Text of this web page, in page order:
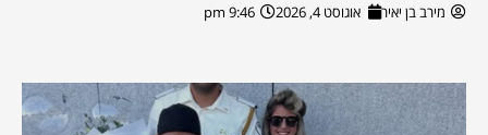
מירב בן יאיר אוגוסט 4, 2026 9:46 pm